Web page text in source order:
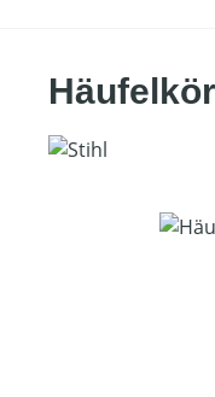
Bildergalerie